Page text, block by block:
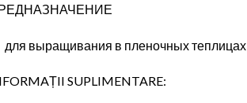
для выращивания в пленочных теплицах
SUPLIMENTARE: